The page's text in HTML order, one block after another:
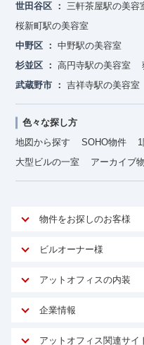
世田谷区
三軒茶屋駅の美容
桜新町駅の美容室
中野区
中野駅の美容室
杉並区
高円寺駅の美容室
武蔵野市
吉祥寺駅の美容室
色々な探し方
地図から探す
SOHO物件
大型ビルの一室
アーカイブ
物件をお探しのお客様
アットオフィスが選ばれ
ご契約者様インタビュー
オフィスお役立ちコラム
ビルオーナー様
オーナー様向けサービス
マイソク作成
物件情報から成約賃料を
アットオフィスの内装
サービス内容
企業情報
アットオフィス関連サイ